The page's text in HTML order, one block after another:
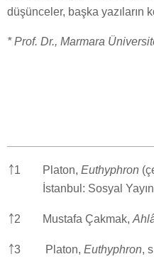
düşünceler, başka yazıların
* Prof. Dr., Marmara
￪1 Platon, Euthyphron
İstanbul: Sosyal
￪2 Mustafa Çakmak,
￪3 Platon, Euthyphron,